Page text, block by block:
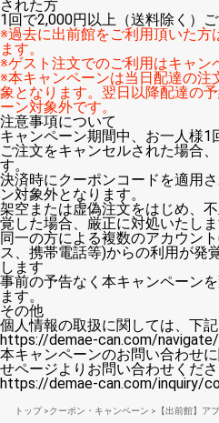
された方
1回で2,000円以上（送料除く）
※過去に出前館をご利用頂いた方
ます。
※ゲスト注文でのご利用はキャン
※本キャンペーンは当日配達の注
象となります。翌日以降配達の
ーン対象外です。
注意事項について
キャンペーン期間中、お一人様1
ご注文をキャンセルされた場合
す。
決済時にクーポンコードを適用
ン対象外となります。
架空または虚偽注文をはじめ、
覚した場合、厳正に対処いたしま
同一の方による複数のアカウン
ス、携帯電話等)からの利用が発
します
事前の予告なく本キャンペーン
ます。
その他
個人情報の取扱に関しては、下
https://demae-can.com/
本キャンペーンのお問い合わせ
せページよりお問い合わせくださ
https://demae-can.com/inquiry/
トップ クーポン・キャンペーン 【出前館】ア